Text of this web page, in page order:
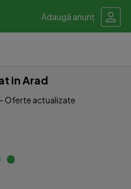
Adaugă anunț
in Arad
Oferte actualizate